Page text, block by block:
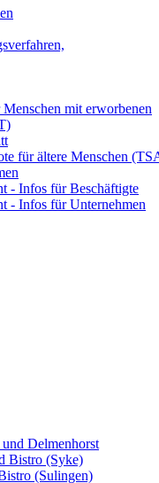
mit erworbenen
für ältere Menschen
- Infos für Beschäftigte
- Infos für Unternehmen
Delmenhorst
Bistro (Syke)
(Sulingen)